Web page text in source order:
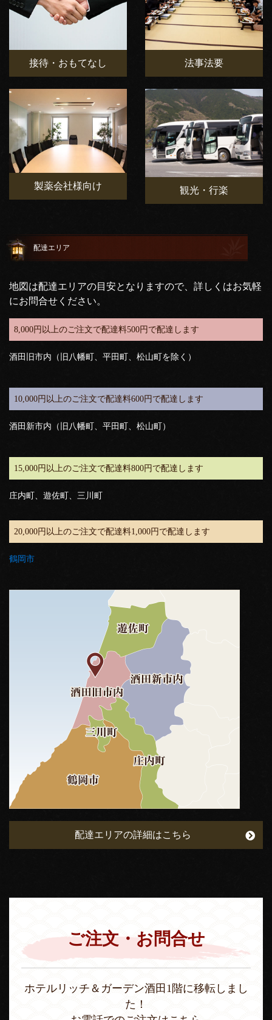
接待・おもてなし 法事法要
製薬会社様向け 観光・行楽
配達エリア
地図は配達エリアの目安となりますので、詳しくはお気軽
にお問合せください。
8,000円以上のご注文で配達料500円で配達します
酒田旧市内（旧八幡町、平田町、松山町を除く）
10,000円以上のご注文で配達料600円で配達します
酒田新市内（旧八幡町、平田町、松山町）
15,000円以上のご注文で配達料800円で配達します
庄内町、遊佐町、三川町
20,000円以上のご注文で配達料1,000円で配達します
鶴岡市
配達エリアの詳細はこちら
ご注文・お問合せ
ホテルリッチ＆ガーデン酒田1階に移転しまし
た！